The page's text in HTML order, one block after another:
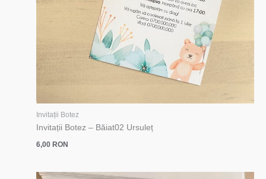
Invitații Botez
Invitații Botez – Băiat02 Ursuleț
6,00RON